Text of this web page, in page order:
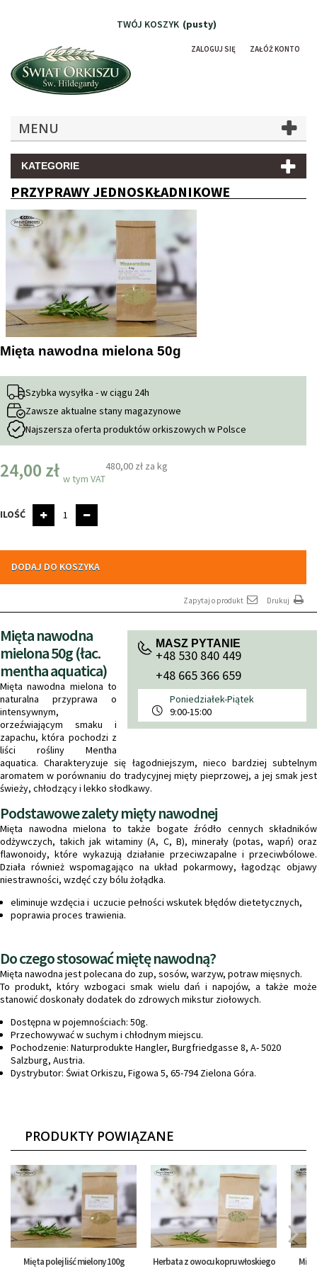
TWÓJ KOSZYK (pusty)
ZALOGUJ SIĘ ZAŁÓŻ KONTO
MENU
KATEGORIE
PRZYPRAWY JEDNOSKŁADNIKOWE
Mięta nawodna mielona 50g
Szybka wysyłka - w ciągu 24h
Zawsze aktualne stany magazynowe
Najszersza oferta produktów orkiszowych w Polsce
24,00 zł w tym VAT
480,00 zł za kg
ILOŚĆ
DODAJ DO KOSZYKA
Zapytaj o produkt Drukuj
MASZ PYTANIE
+48 530 840 449
+48 665 366 659
Poniedziałek-Piątek
9:00-15:00
Mięta nawodna
mielona 50g (łac.
mentha aquatica)
Mięta nawodna mielona to
naturalna przyprawa o
intensywnym,
orzeźwiającym smaku i
zapachu, która pochodzi z
liści rośliny Mentha
aquatica. Charakteryzuje się łagodniejszym, nieco bardziej subtelnym
aromatem w porównaniu do tradycyjnej mięty pieprzowej, a jej smak jest
świeży, chłodzący i lekko słodkawy.
Podstawowe zalety mięty nawodnej
Mięta nawodna mielona to także bogate źródło cennych składników
odżywczych, takich jak witaminy (A, C, B), minerały (potas, wapń) oraz
flawonoidy, które wykazują działanie przeciwzapalne i przeciwbólowe.
Działa również wspomagająco na układ pokarmowy, łagodząc objawy
niestrawności, wzdęć czy bólu żołądka.
eliminuje wzdęcia i uczucie pełności wskutek błędów dietetycznych,
poprawia proces trawienia.
Do czego stosować miętę nawodną?
Mięta nawodna jest polecana do zup, sosów, warzyw, potraw mięsnych.
To produkt, który wzbogaci smak wielu dań i napojów, a także może
stanowić doskonały dodatek do zdrowych mikstur ziołowych.
Dostępna w pojemnościach: 50g.
Przechowywać w suchym i chłodnym miejscu.
Pochodzenie: Naturprodukte Hangler, Burgfriedgasse 8, A- 5020
Salzburg, Austria.
Dystrybutor: Świat Orkiszu, Figowa 5, 65-794 Zielona Góra.
PRODUKTY POWIĄZANE
Mięta polej liść mielony 100g
Herbata z owocu kopru włoskiego